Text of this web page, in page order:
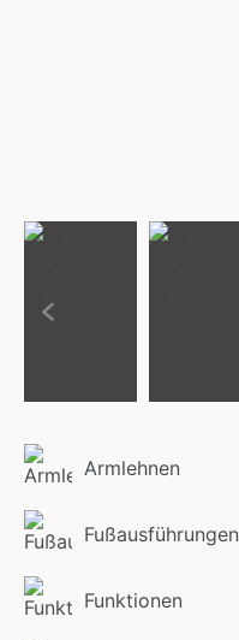
Armlehnen
Fußausführungen
Funktionen